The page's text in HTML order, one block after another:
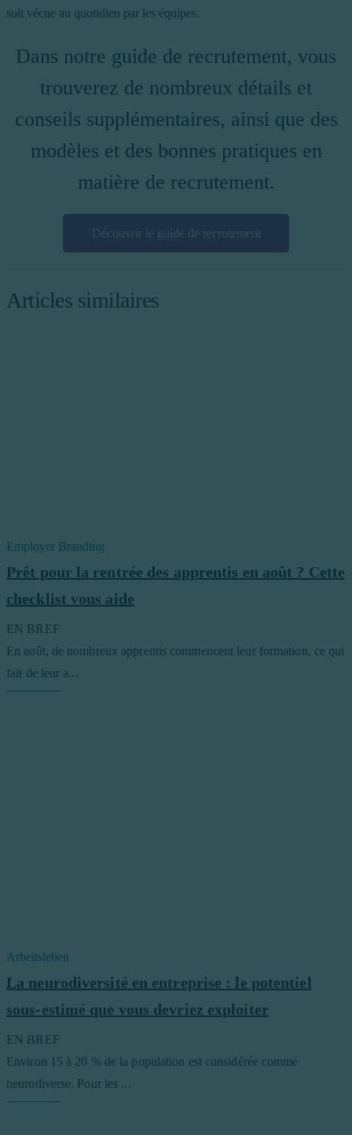
soit vécue au quotidien par les équipes.
Dans notre guide de recrutement, vous
trouverez de nombreux détails et
conseils supplémentaires, ainsi que des
modèles et des bonnes pratiques en
matière de recrutement.
Découvrir le guide de recrutement
Articles similaires
Employer Branding
Prêt pour la rentrée des apprentis en août ? Cette
checklist vous aide
EN BREF
En août, de nombreux apprentis commencent leur formation, ce qui
fait de leur a...
Arbeitsleben
La neurodiversité en entreprise : le potentiel
sous-estimé que vous devriez exploiter
EN BREF
Environ 15 à 20 % de la population est considérée comme
neurodiverse. Pour les ...